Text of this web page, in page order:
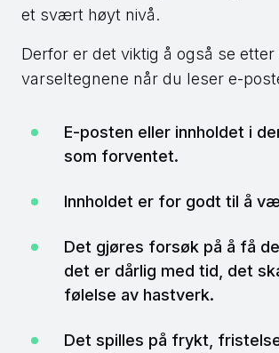
et svært høyt nivå.
Derfor er det viktig å også se etter
varseltegnene når du leser e-
E-posten eller innholdet i
som forventet.
Innholdet er for godt til å
Det gjøres forsøk på å få
det er dårlig med tid, det
følelse av hastverk.
Det spilles på frykt,